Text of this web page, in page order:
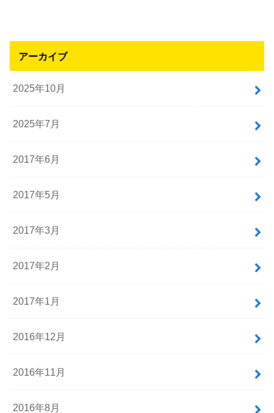
アーカイブ
2025年10月
2025年7月
2017年6月
2017年5月
2017年3月
2017年2月
2017年1月
2016年12月
2016年11月
2016年8月